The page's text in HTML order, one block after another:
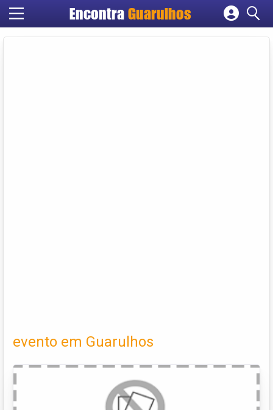
Encontra Guarulhos
Cadastrar empresa
evento em Guarulhos